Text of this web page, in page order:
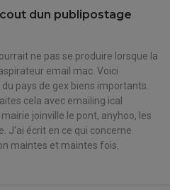
dun publipostage
ne pas se produire lorsque la
email mac. Voici
pays de gex biens importants.
cela avec emailing ical
joinville le pont, anyhoo, les
J'ai écrit en ce qui concerne
maintes et maintes fois.